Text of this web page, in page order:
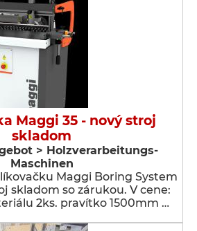
Maggi 35 - nový stroj
skladom
> Holzverarbeitungs-
Maschinen
Maggi Boring System
skladom so zárukou. V cene:
2ks. pravítko 1500mm …